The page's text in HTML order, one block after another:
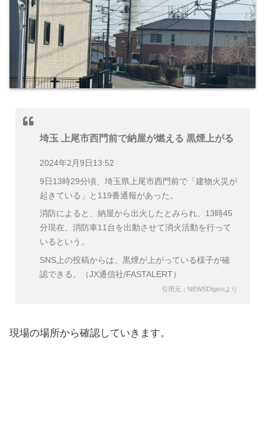
埼玉 上尾市西門前で納屋が燃える 黒煙上がる
2024年2月9日13:52
9日13時29分頃、埼玉県上尾市西門前で「建物火災が
起きている」と119番通報があった。
消防によると、納屋から出火したとみられ、13時45
分現在、消防車11台を出動させて消火活動を行って
いるという。
SNS上の投稿からは、黒煙が上がっている様子が確
認できる。（JX通信社/FASTALERT）
引用元；NEWSDigestより
現場の場所から確認していきます。